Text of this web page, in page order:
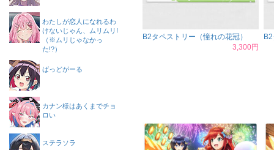
B2タペストリー（憧れの花冠）
3,300円
わたしが恋人になれるわ
けないじゃん、ムリムリ!
（※ムリじゃなかっ
た!?）
ばっどがーる
カナン様はあくまでチョ
ロい
ステラソラ